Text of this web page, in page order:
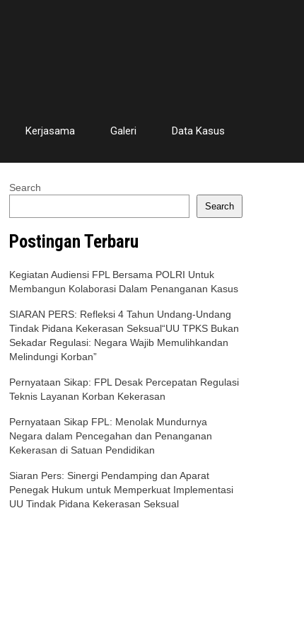
Kerjasama Galeri Data Kasus
Search
Search
Postingan Terbaru
Kegiatan Audiensi FPL Bersama POLRI Untuk
Membangun Kolaborasi Dalam Penanganan Kasus
SIARAN PERS: Refleksi 4 Tahun Undang-Undang
Tindak Pidana Kekerasan Seksual“UU TPKS Bukan
Sekadar Regulasi: Negara Wajib Memulihkandan
Melindungi Korban”
Pernyataan Sikap: FPL Desak Percepatan Regulasi
Teknis Layanan Korban Kekerasan
Pernyataan Sikap FPL: Menolak Mundurnya
Negara dalam Pencegahan dan Penanganan
Kekerasan di Satuan Pendidikan
Siaran Pers: Sinergi Pendamping dan Aparat
Penegak Hukum untuk Memperkuat Implementasi
UU Tindak Pidana Kekerasan Seksual